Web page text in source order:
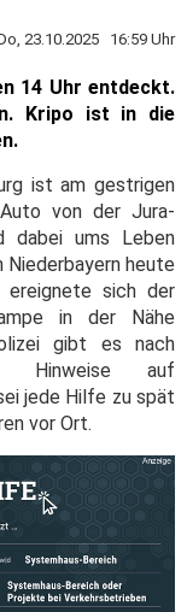
23.10.2025 16:59 Uhr
14 Uhr entdeckt.
Kripo ist in die
ist am gestrigen
von der Jura-
dabei ums Leben
Niederbayern heute
ereignete sich der
in der Nähe
gibt es nach
Hinweise auf
jede Hilfe zu spät
vor Ort.